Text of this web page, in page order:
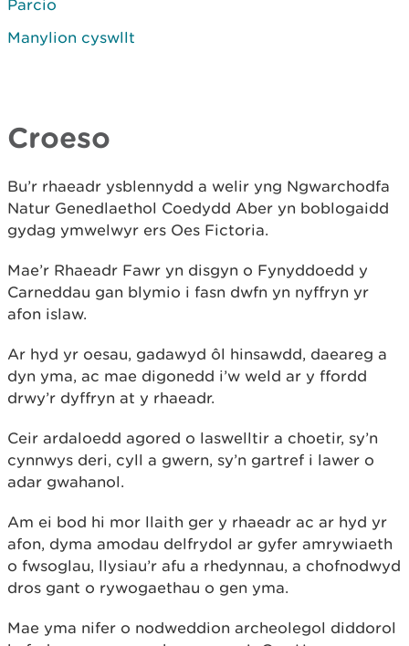
Parcio
Manylion cyswllt
Croeso
Bu’r rhaeadr ysblennydd a welir yng Ngwarchodfa
Natur Genedlaethol Coedydd Aber yn boblogaidd
gydag ymwelwyr ers Oes Fictoria.
Mae’r Rhaeadr Fawr yn disgyn o Fynyddoedd y
Carneddau gan blymio i fasn dwfn yn nyffryn yr
afon islaw.
Ar hyd yr oesau, gadawyd ôl hinsawdd, daeareg a
dyn yma, ac mae digonedd i’w weld ar y ffordd
drwy’r dyffryn at y rhaeadr.
Ceir ardaloedd agored o laswelltir a choetir, sy’n
cynnwys deri, cyll a gwern, sy’n gartref i lawer o
adar gwahanol.
Am ei bod hi mor llaith ger y rhaeadr ac ar hyd yr
afon, dyma amodau delfrydol ar gyfer amrywiaeth
o fwsoglau, llysiau’r afu a rhedynnau, a chofnodwyd
dros gant o rywogaethau o gen yma.
Mae yma nifer o nodweddion archeolegol diddorol